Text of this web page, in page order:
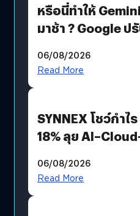
หรือนี่ทำให้
มาช้า ? Google ป
AGI
06/08/2026
Read More
SYNNEX โชว์กำไ
18% ลุย
Revenue เร่งเครื่อ
06/08/2026
Read More